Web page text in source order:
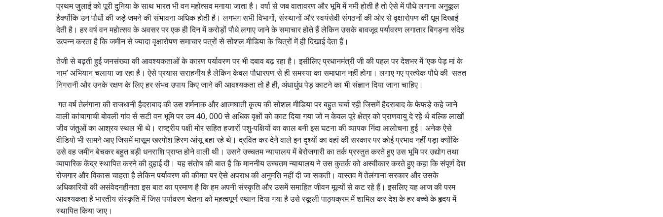
प्रथम जुलाई को पूरी दुनिया के साथ भारत भी वन महोत्सव मनाया जाता है। वर्षा से जब वातावरण और भूमि में नमी होती है तो ऐसे में पौधे लगाना अनुकूल
हैक्योंकि उन पौधों की जड़े जमने की संभावना अधिक होती है। लगभग सभी विभागों, संस्थानों और स्वयंसेवी संगठनों की ओर से वृक्षारोपण की धूम दिखाई
देती है। हर वर्ष वन महोत्सव के अवसर पर एक ही दिन में करोड़ों पौधे लगाए जाने के समाचार होते हैं लेकिन उसके बावजूद पर्यावरण लगातार बिगड़ना संदेह
उत्पन्न करता है कि जमीन से ज्यादा वृक्षारोपण समाचार पत्रों से सोशल मीडिया के चित्रों में ही दिखाई देता हैं।
तेजी से बढ़ती हुई जनसंख्या की आवश्यकताओं के कारण पर्यावरण पर भी दबाव बढ़ रहा है। इसीलिए प्रधानमंत्री जी की पहल पर देशभर में ‘एक पेड़ मां के
नाम’ अभियान चलाया जा रहा है। ऐसे प्रयास सराहनीय है लेकिन केवल पौधारपण से ही समस्या का समाधान नहीं होगा। लगाए गए प्रत्येक पौधे की सतत
निगरानी और उनके रक्षण के लिए हर संभव उपाय किए जाने की आवश्यकता तो है ही, अंधाधुंध पेड़ काटने का भी संज्ञान दिया जाना चाहिए।
गत वर्ष तेलंगाना की राजधानी हैदराबाद की उस शर्मनाक और आत्मघाती कृत्य की सोशल मीडिया पर बहुत चर्चा रही जिसमें हैदराबाद के फेफड़े कहे जाने
वाली कांचागाची बोवली गांव से सटी वन भूमि पर उन 40, 000 से अधिक वृक्षों को काट दिया गया जो न केवल पूरे क्षेत्र को प्राणवायु दे रहे थे बल्कि लाखों
जीव जंतुओं का आश्रय स्थल भी थे। राष्ट्रीय पक्षी मोर सहित हजारों पशु-पक्षियों का काल बनी इस घटना की व्यापक निंदा आलोचना हुई। अनेक ऐसे
वीडियो भी सामने आए जिसमें मासूम खरगोश हिरण आंसू बहा रहे थे। द्रवित कर देने वाले इन दृश्यों का वहां की सरकार पर कोई प्रभाव नहीं पड़ा क्योंकि
उसे वह जमीन बेचकर बहुत बड़ी धनराशि प्राप्त होने वाली थी। उसने उच्चतम न्यायालय में बेरोजगारी का तर्क प्रस्तुत करते हुए उस भूमि पर उद्योग तथा
व्यापारिक केंद्र स्थापित करने की दुहाई दी। यह संतोष की बात है कि माननीय उच्चतम न्यायालय ने उस कुतर्क को अस्वीकार करते हुए कहा कि संपूर्ण देश
रोजगार और विकास चाहता है लेकिन पर्यावरण की कीमत पर ऐसे अपराध की अनुमति नहीं दी जा सकती। वास्तव में तेलंगाना सरकार और उसके
अधिकारियों की असंवेदनहीनता इस बात का प्रमाण है कि हम अपनी संस्कृति और उसमें समाहित जीवन मूल्यों से कट रहे हैं। इसलिए यह आज की परम
आवश्यकता है भारतीय संस्कृति में जिस पर्यावरण चेतना को महत्वपूर्ण स्थान दिया गया है उसे स्कूली पाठ्यक्रम में शामिल कर देश के हर बच्चे के हृदय में
स्थापित किया जाए।